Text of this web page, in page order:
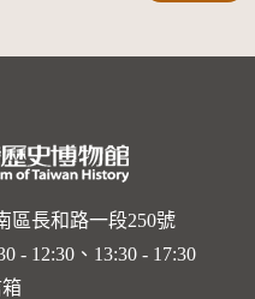
區長和路一段250號
- 12:30、13:30 - 17:30